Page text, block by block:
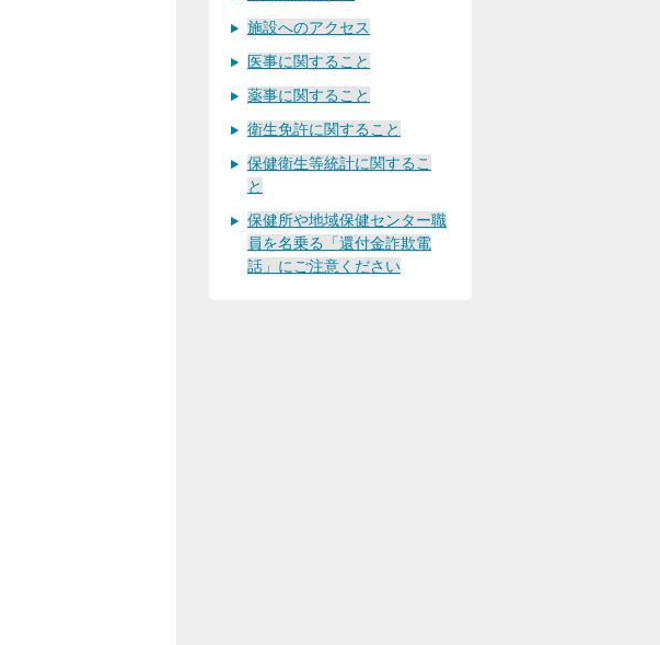
施設へのアクセス
医事に関すること
薬事に関すること
衛生免許に関すること
保健衛生等統計に関するこ
と
保健所や地域保健センター職
員を名乗る「還付金詐欺電
話」にご注意ください